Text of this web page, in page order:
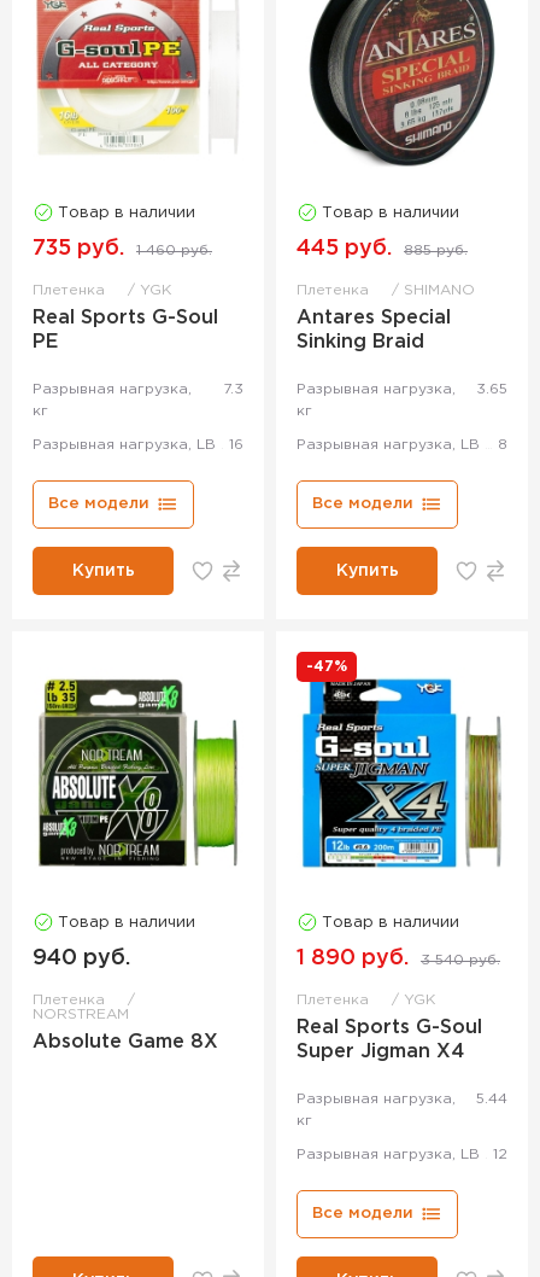
Товар в наличии
735 руб. 1 460 руб.
Плетенка YGK
Real Sports G-Soul
РЕ
Разрывная нагрузка,
кг
7.3
Разрывная нагрузка, LB 16
Все модели
Купить
Товар в наличии
445 руб. 885 руб.
Плетенка SHIMANO
Antares Special
Sinking Braid
Разрывная нагрузка,
кг
3.65
Разрывная нагрузка, LB 8
Все модели
Купить
Товар в наличии
940 руб.
Плетенка
NORSTREAM
Absolute Game 8X
-47%
Товар в наличии
1 890 руб. 3 540 руб.
Плетенка YGK
Real Sports G-Soul
Super Jigman X4
Разрывная нагрузка,
кг
5.44
Разрывная нагрузка, LB 12
Все модели